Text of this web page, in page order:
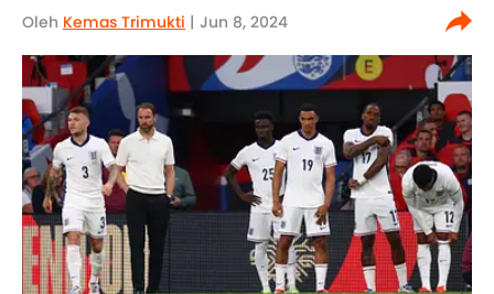
Oleh Kemas Trimukti | Jun 8, 2024